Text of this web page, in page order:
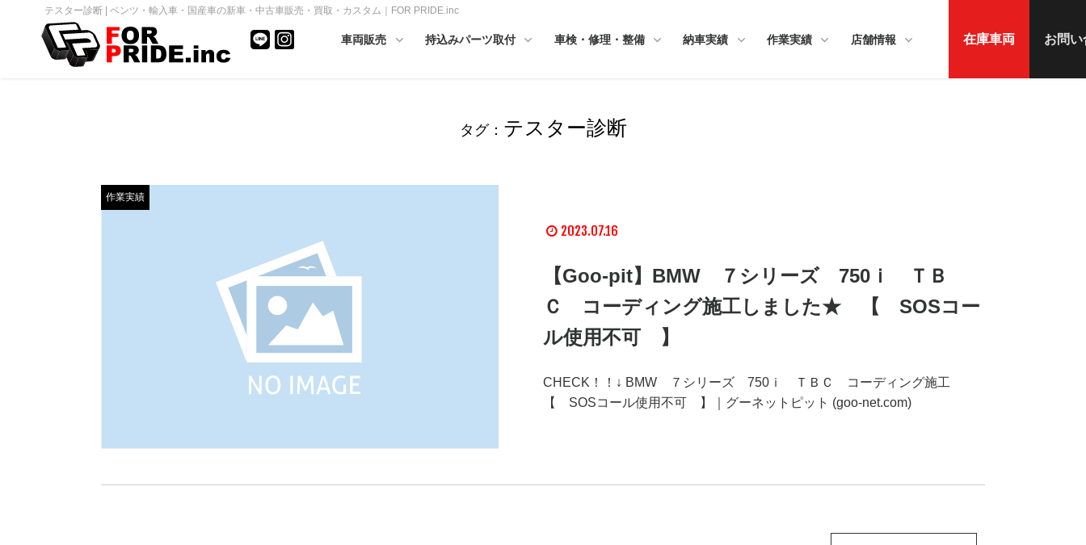
テスター診断 | ベンツ・輸入車・国産車の新車・中古車販売・買取・カスタム｜FOR PRIDE.inc
車両販売 持込みパーツ取付 車検・修理・整備 納車実績 作業実績 店舗情報 在庫車両 お問
タグ： テスター診断
作業実績
2023.07.16
【Goo-pit】BMW ７シリーズ 750ｉ ＴＢ
Ｃ コーディング施工しました★ 【 SOSコー
ル使用不可 】
CHECK！！↓ BMW ７シリーズ 750ｉ ＴＢＣ コーディング施工
【 SOSコール使用不可 】｜グーネットピット (goo-net.com)